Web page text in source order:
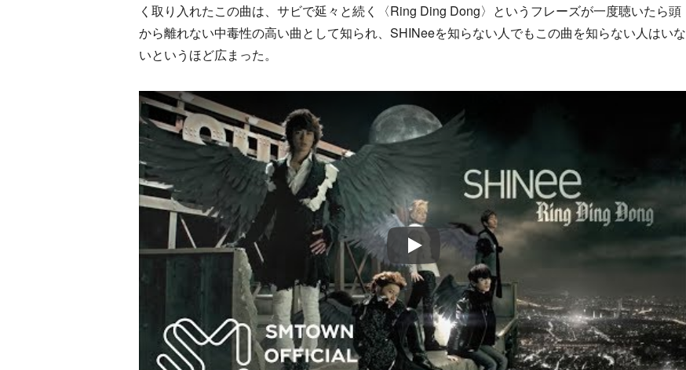
く取り入れたこの曲は、サビで延々と続く〈Ring Ding Dong〉というフレーズが一度聴いたら頭
から離れない中毒性の高い曲として知られ、SHINeeを知らない人でもこの曲を知らない人はいな
いというほど広まった。